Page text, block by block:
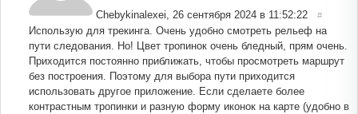
Chebykinalexei 26 сентября 2024 в 11:52:22 #
Использую для трекинга. Очень удобно смотреть рельеф на
пути следования. Но! Цвет тропинок очень бледный, прям очень.
Приходится постоянно приближать, чтобы просмотреть маршрут
без построения. Поэтому для выбора пути приходится
использовать другое приложение. Если сделаете более
контрастным тропинки и разную форму иконок на карте (удобно в